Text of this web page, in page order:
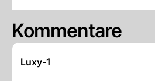
Kommentare
Luxy-1